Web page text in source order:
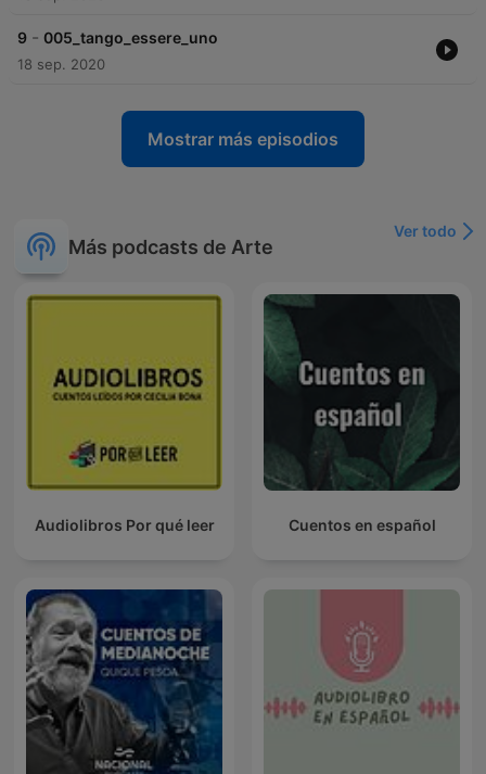
9 - 005_tango_essere_uno
18 sep. 2020
Mostrar más episodios
Más podcasts de Arte
Ver todo
Audiolibros Por qué leer Cuentos en español